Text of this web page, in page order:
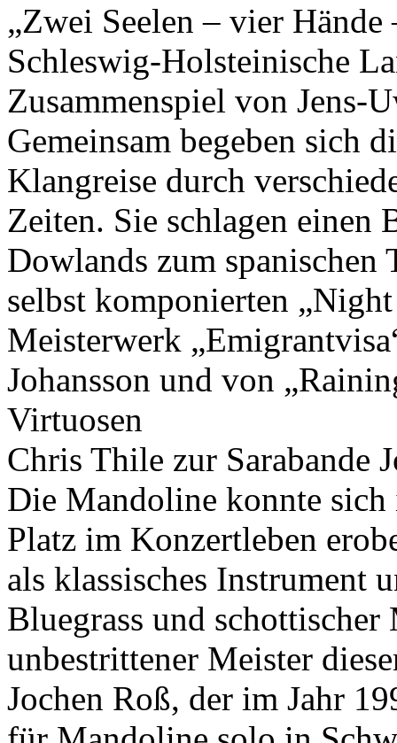
„Zwei Seelen – vier
Schleswig-Holsteinische
Zusammenspiel von Jens-
Gemeinsam begeben sich
Klangreise durch
Zeiten. Sie schlagen einen
Dowlands zum
selbst komponierten
Meisterwerk
Johansson und von
Virtuosen
Chris Thile zur Sarabande
Die Mandoline konnte sich
Platz im Konzertleben
als klassisches Instrument
Bluegrass und schottischer
unbestrittener Meister
Jochen Roß, der im Jahr